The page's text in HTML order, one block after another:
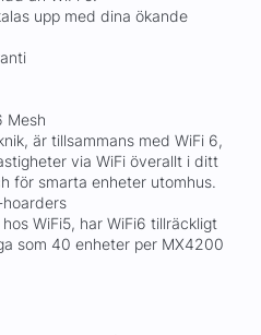
upp med dina ökande
Mesh
är tillsammans med WiFi 6,
via WiFi överallt i ditt
för smarta enheter utomhus.
WiFi5, har WiFi6 tillräckligt
som 40 enheter per MX4200